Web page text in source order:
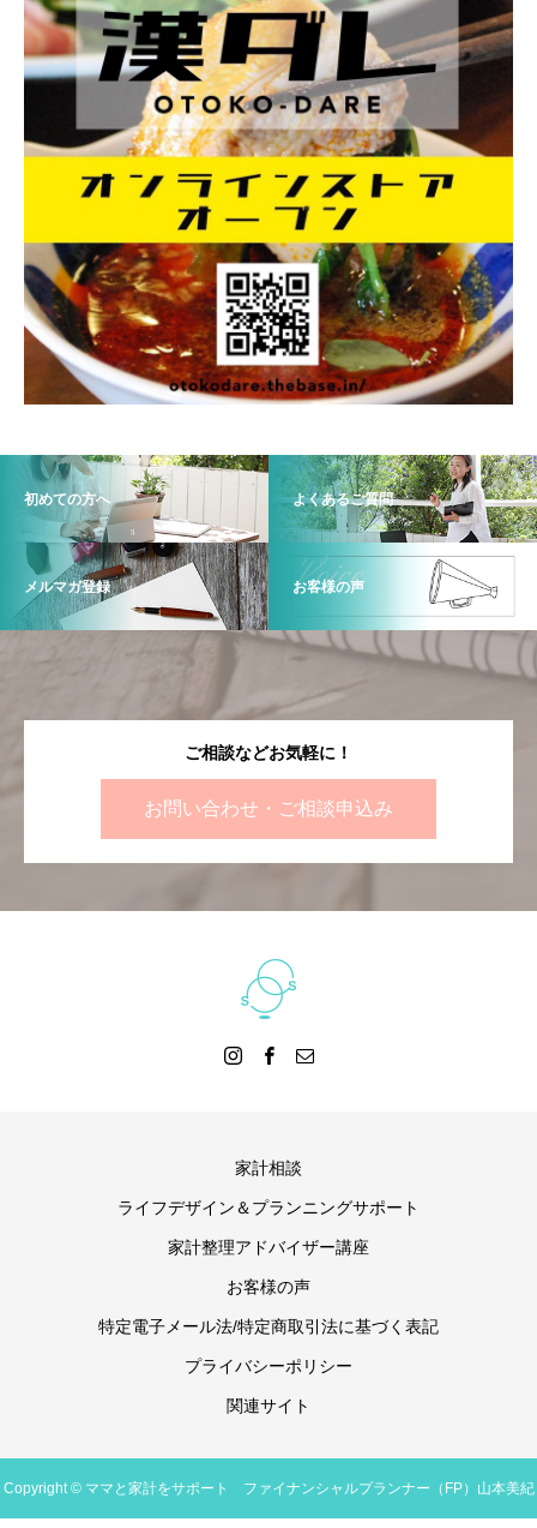
初めての方へ よくあるご質問
メルマガ登録 お客様の声
ご相談などお気軽に！
お問い合わせ・ご相談申込み
家計相談
ライフデザイン＆プランニングサポート
家計整理アドバイザー講座
お客様の声
特定電子メール法/特定商取引法に基づく表記
プライバシーポリシー
関連サイト
Copyright © ママと家計をサポート ファイナンシャルプランナー（FP）山本美紀